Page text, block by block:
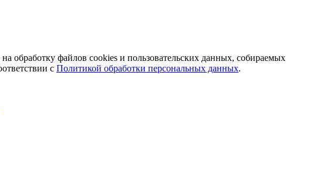
обработку файлов cookies и пользовательских данных, собираемых
с Политикой обработки персональных данных.